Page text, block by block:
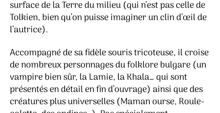
surface de la Terre du milieu (qui n’est pas celle de
Tolkien, bien qu’on puisse imaginer un clin d’œil de
l’autrice).
Accompagné de sa fidèle souris tricoteuse, il croise
de nombreux personnages du folklore bulgare (un
vampire bien sûr, la Lamie, la Khala… qui sont
présentés en détail en fin d’ouvrage) ainsi que des
créatures plus universelles (Maman ourse, Roule-